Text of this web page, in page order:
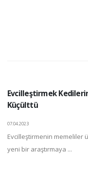
Evcilleştirmek
Küçülttü
07.04.2023
Evcilleştirmenin memeliler
yeni bir araştırmaya ...